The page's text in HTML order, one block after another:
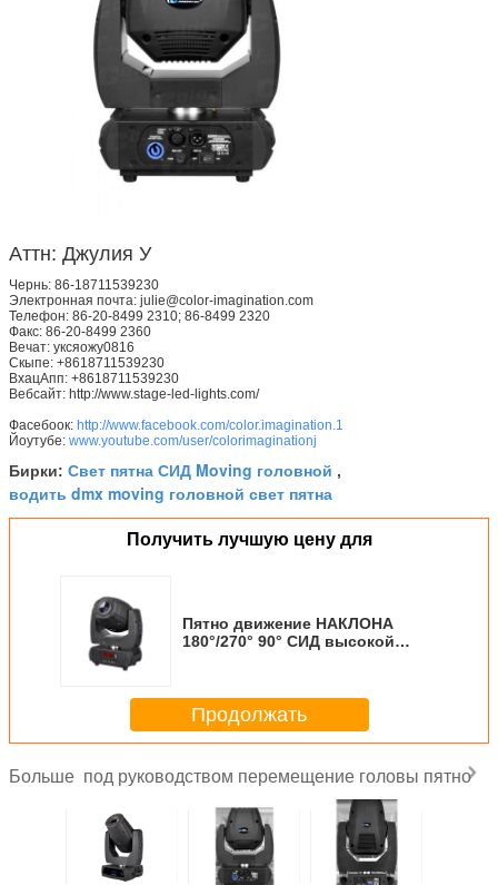
Аттн: Джулия У
Чернь: 86-18711539230
Электронная почта: julie@color-imagination.com
Телефон: 86-20-8499 2310; 86-8499 2320
Факс: 86-20-8499 2360
Вечат: уксяожу0816
Скыпе: +8618711539230
ВхацАпп: +8618711539230
Вебсайт: http://www.stage-led-lights.com/
Фасебоок: http://www.facebook.com/color.imagination.1
Йоутубе: www.youtube.com/user/colorimaginationj
Бирки: Свет пятна СИД Moving головной ,
водить dmx moving головной свет пятна
Получить лучшую цену для
Пятно движение НАКЛОНА
180°/270° 90° СИД высокой
Продолжать
Больше под руководством перемещение головы пятно